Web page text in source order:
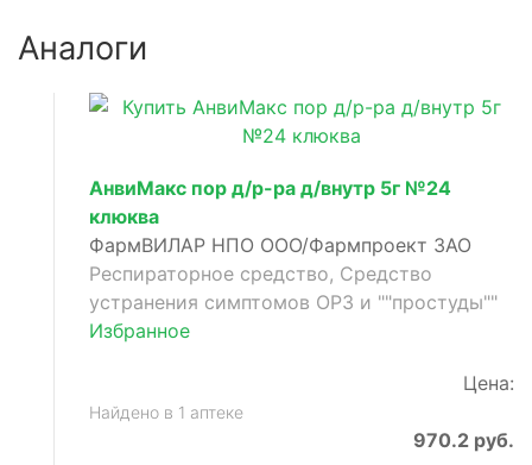
Аналоги
АнвиМакс пор д/р-ра д/внутр 5г №24
клюква
ФармВИЛАР НПО ООО/Фармпроект ЗАО
Респираторное средство, Средство
устранения симптомов ОРЗ и ""простуды""
Избранное
Цена:
Найдено в 1 аптеке
970.2 руб.